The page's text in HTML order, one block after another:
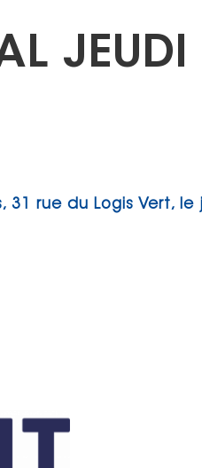
JEUDI
31 rue du Logis Vert, le